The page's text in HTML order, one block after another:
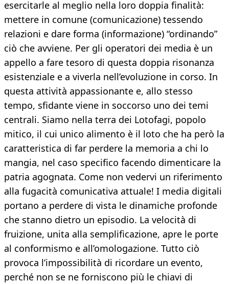
esercitarle al meglio nella loro doppia finalità:
mettere in comune (comunicazione) tessendo
relazioni e dare forma (informazione) “ordinando”
ciò che avviene. Per gli operatori dei media è un
appello a fare tesoro di questa doppia risonanza
esistenziale e a viverla nell’evoluzione in corso. In
questa attività appassionante e, allo stesso
tempo, sfidante viene in soccorso uno dei temi
centrali. Siamo nella terra dei Lotofagi, popolo
mitico, il cui unico alimento è il loto che ha però la
caratteristica di far perdere la memoria a chi lo
mangia, nel caso specifico facendo dimenticare la
patria agognata. Come non vedervi un riferimento
alla fugacità comunicativa attuale! I media digitali
portano a perdere di vista le dinamiche profonde
che stanno dietro un episodio. La velocità di
fruizione, unita alla semplificazione, apre le porte
al conformismo e all’omologazione. Tutto ciò
provoca l’impossibilità di ricordare un evento,
perché non se ne forniscono più le chiavi di